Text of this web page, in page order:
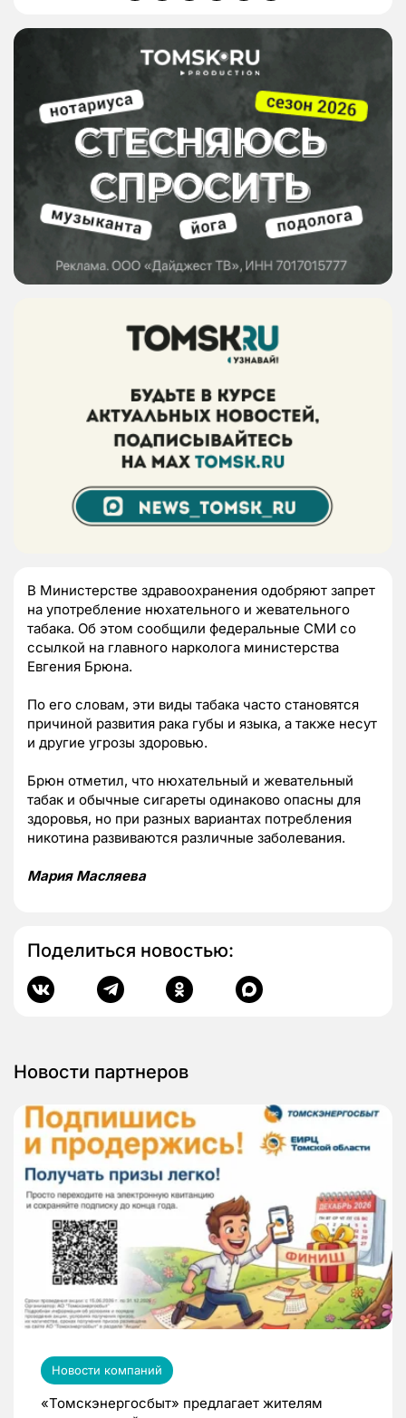
В Министерстве здравоохранения одобряют запрет
на употребление нюхательного и жевательного
табака. Об этом сообщили федеральные СМИ со
ссылкой на главного нарколога министерства
Евгения Брюна.
По его словам, эти виды табака часто становятся
причиной развития рака губы и языка, а также несут
и другие угрозы здоровью.
Брюн отметил, что нюхательный и жевательный
табак и обычные сигареты одинаково опасны для
здоровья, но при разных вариантах потребления
никотина развиваются различные заболевания.
Мария Масляева
Поделиться новостью:
Новости партнеров
Новости компаний
«Томскэнергосбыт» предлагает жителям